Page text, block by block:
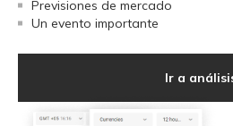
Previsiones de mercado
Un evento importante
Ir a